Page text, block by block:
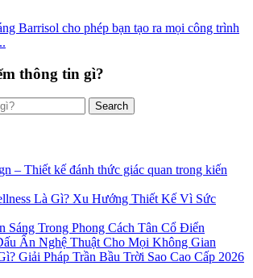
Barrisol cho phép bạn tạo ra mọi công trình
thông tin gì?
– Thiết kế đánh thức giác quan trong kiến
Là Gì? Xu Hướng Thiết Kế Vì Sức
Sáng Trong Phong Cách Tân Cổ Điển
Ấn Nghệ Thuật Cho Mọi Không Gian
Giải Pháp Trần Bầu Trời Sao Cao Cấp 2026